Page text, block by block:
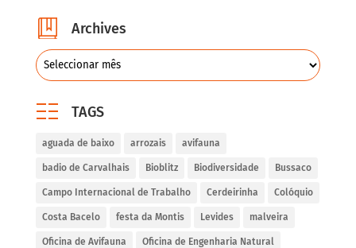
Archives
TAGS
aguada de baixo arrozais avifauna
badio de Carvalhais Bioblitz Biodiversidade Bussaco
Campo Internacional de Trabalho Cerdeirinha Colóquio
Costa Bacelo festa da Montis Levides malveira
Oficina de Avifauna Oficina de Engenharia Natural